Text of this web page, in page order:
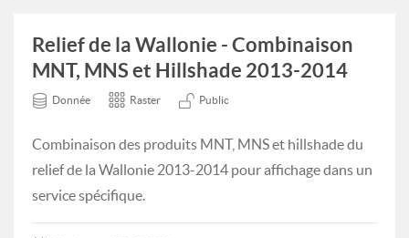
Relief de la Wallonie - Combinaison
MNT, MNS et Hillshade 2013-2014
Donnée Raster Public
Combinaison des produits MNT, MNS et hillshade du
relief de la Wallonie 2013-2014 pour affichage dans un
service spécifique.